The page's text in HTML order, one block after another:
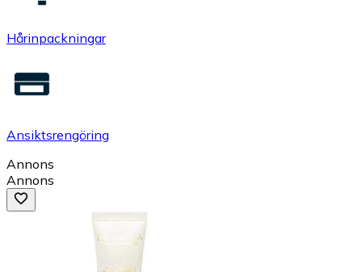
Hårinpackningar
Ansiktsrengöring
Annons
Annons